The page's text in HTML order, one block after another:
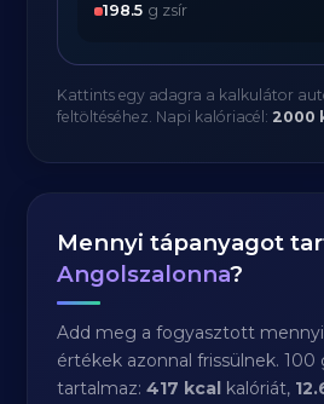
198.5 g zsír
Kattints egy adagra a kalkulátor
feltöltéséhez. Napi kalóriacél: 2000
Mennyi tápanyagot
Angolszalonna?
Add meg a fogyasztott
értékek azonnal frissülnek.
tartalmaz:417 kcal kalóriát,